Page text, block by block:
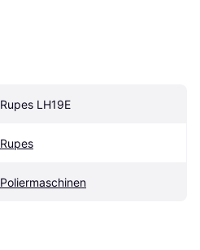
Rupes LH19E
Rupes
Poliermaschinen